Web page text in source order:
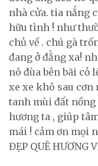
nhà cửa. tia nắng
hữu tình ! như
chủ về . chú gà
đang ở đằng xa!
nô đùa bên bãi cỏ
xe xe khô sau cơn
tanh mùi đất nồng
hương ta , giúp
mái ! cảm ơn mọi
ĐẸP QUÊ HƯƠNG